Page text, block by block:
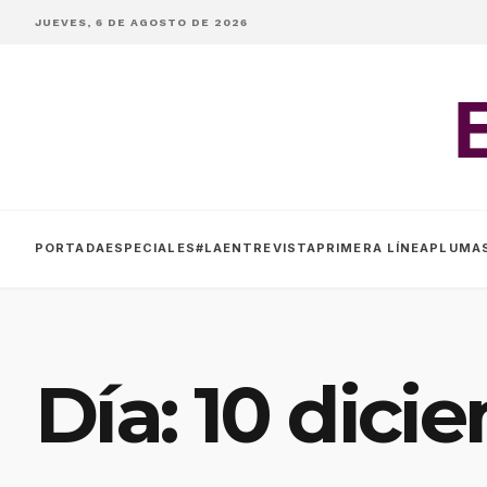
JUEVES, 6 DE AGOSTO DE 2026
PORTADAESPECIALES#LAENTREVISTAPRIMERA LÍNEA
Día:10